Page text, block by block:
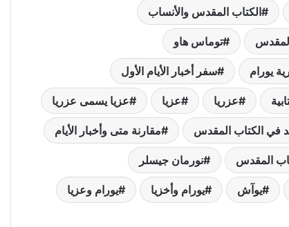
الكتاب المقدس والأنساب
توماس هاو
يورام سفر أخبار الأيام الأول
عزريا عزيا عزيا يسمى عزريا
في الكتاب المقدس مقارنة متى وأخبار الأيام
المقدس نورمان جيسلر
يوآش يورام وأخزيا يورام وعزيا